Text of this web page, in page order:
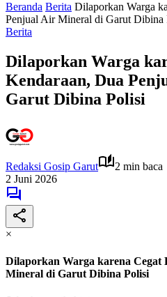
Beranda Berita Dilaporkan Warga
Penjual Air Mineral di Garut Dibina
Berita
Dilaporkan Warga
Kendaraan, Dua
Garut Dibina Polisi
Redaksi Gosip Garut
2 min baca
2 Juni 2026
×
Dilaporkan Warga karena
Mineral di Garut Dibina Polisi